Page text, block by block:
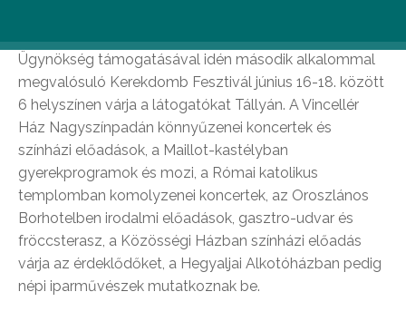
Ügynökség támogatásával idén második alkalommal
megvalósuló Kerekdomb Fesztivál június 16-18. között
6 helyszínen várja a látogatókat Tállyán. A Vincellér
Ház Nagyszínpadán könnyűzenei koncertek és
színházi előadások, a Maillot-kastélyban
gyerekprogramok és mozi, a Római katolikus
templomban komolyzenei koncertek, az Oroszlános
Borhotelben irodalmi előadások, gasztro-udvar és
fröccsterasz, a Közösségi Házban színházi előadás
várja az érdeklődőket, a Hegyaljai Alkotóházban pedig
népi iparművészek mutatkoznak be.